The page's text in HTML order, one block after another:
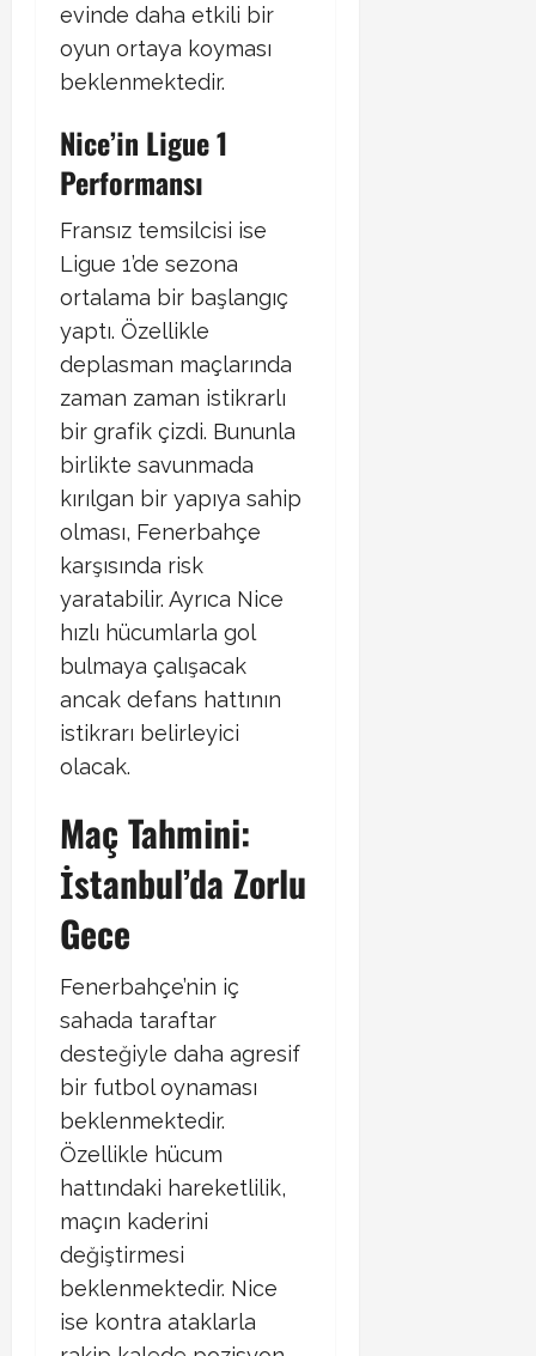
evinde daha etkili bir
oyun ortaya koyması
beklenmektedir.
Nice’in Ligue 1
Performansı
Fransız temsilcisi ise
Ligue 1’de sezona
ortalama bir başlangıç
yaptı. Özellikle
deplasman maçlarında
zaman zaman istikrarlı
bir grafik çizdi. Bununla
birlikte savunmada
kırılgan bir yapıya sahip
olması, Fenerbahçe
karşısında risk
yaratabilir. Ayrıca Nice
hızlı hücumlarla gol
bulmaya çalışacak
ancak defans hattının
istikrarı belirleyici
olacak.
Maç Tahmini:
İstanbul’da Zorlu
Gece
Fenerbahçe’nin iç
sahada taraftar
desteğiyle daha agresif
bir futbol oynaması
beklenmektedir.
Özellikle hücum
hattındaki hareketlilik,
maçın kaderini
değiştirmesi
beklenmektedir. Nice
ise kontra ataklarla